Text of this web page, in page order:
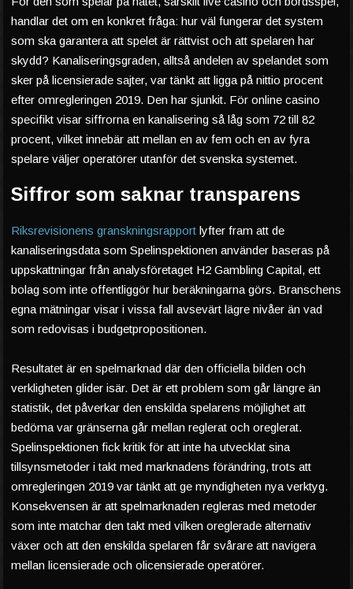
handlar det om en konkret fråga: hur väl fungerar det system
som ska garantera att spelet är rättvist och att spelaren har
skydd? Kanaliseringsgraden, alltså andelen av spelandet som
sker på licensierade sajter, var tänkt att ligga på nittio procent
efter omregleringen 2019. Den har sjunkit. För online casino
specifikt visar siffrorna en kanalisering så låg som 72 till 82
procent, vilket innebär att mellan en av fem och en av fyra
spelare väljer operatörer utanför det svenska systemet.
Siffror som saknar transparens
Riksrevisionens granskningsrapport lyfter fram att de
kanaliseringsdata som Spelinspektionen använder baseras på
uppskattningar från analysföretaget H2 Gambling Capital, ett
bolag som inte offentliggör hur beräkningarna görs. Branschens
egna mätningar visar i vissa fall avsevärt lägre nivåer än vad
som redovisas i budgetpropositionen.
Resultatet är en spelmarknad där den officiella bilden och
verkligheten glider isär. Det är ett problem som går längre än
statistik, det påverkar den enskilda spelarens möjlighet att
bedöma var gränserna går mellan reglerat och oreglerat.
Spelinspektionen fick kritik för att inte ha utvecklat sina
tillsynsmetoder i takt med marknadens förändring, trots att
omregleringen 2019 var tänkt att ge myndigheten nya verktyg.
Konsekvensen är att spelmarknaden regleras med metoder
som inte matchar den takt med vilken oreglerade alternativ
växer och att den enskilda spelaren får svårare att navigera
mellan licensierade och olicensierade operatörer.